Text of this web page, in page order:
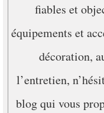
fiables et
équipements et
décoration,
l’entretien,
blog qui vous